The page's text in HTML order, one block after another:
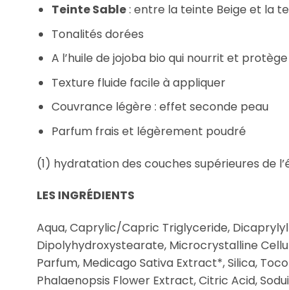
Teinte Sable: entre la teinte Beige et la
Tonalités dorées
A l’huile de jojoba bio qui nourrit et
Texture fluide facile à appliquer
Couvrance légère : effet seconde peau
Parfum frais et légèrement poudré
(1) hydratation des couches supérieures de
LES INGRÉDIENTS
Aqua, Caprylic/Capric Triglyceride,
Dipolyhydroxystearate, Microcrystalline
Parfum, Medicago Sativa Extract*, Silica,
Phalaenopsis Flower Extract, Citric Acid,